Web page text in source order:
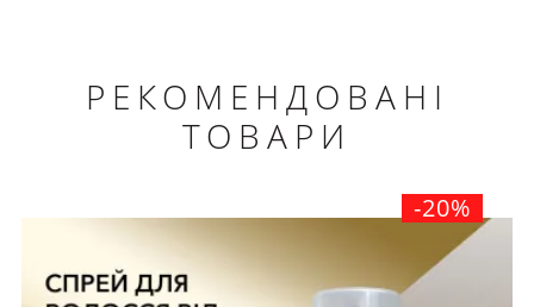
РЕКОМЕНДОВАНІ
ТОВАРИ
-20%